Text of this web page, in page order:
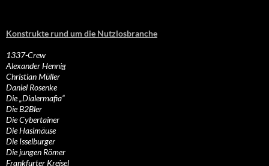
Konstrukte rund um die Nutzlosbranche
1337-Crew
Alexander Hennig
Christian Müller
Daniel Rosenke
Die „Dialermafia“
Die B2Bler
Die Cybertainer
Die Hasimäuse
Die Isselburger
Die jungen Römer
Frankfurter Kreisel